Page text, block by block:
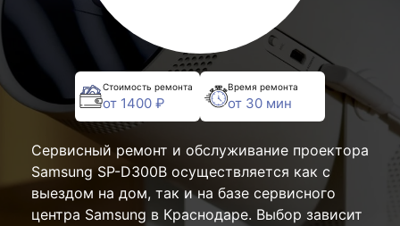
Стоимость ремонта
от 1400 ₽
Время ремонта
от 30 мин
Сервисный ремонт и обслуживание проектора
Samsung SP-D300B осуществляется как с
выездом на дом, так и на базе сервисного
центра Samsung в Краснодаре. Выбор зависит